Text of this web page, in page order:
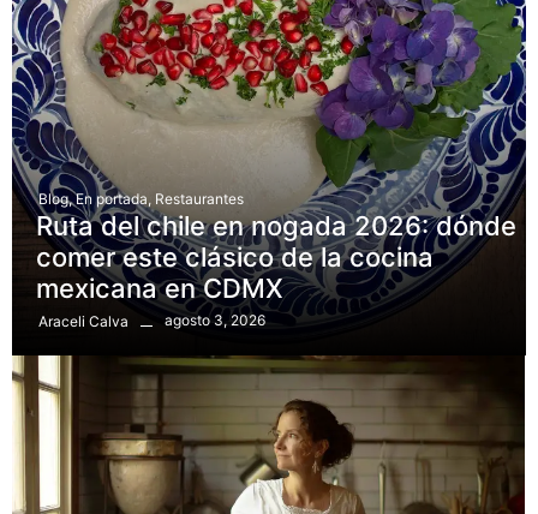
Blog, En portada Restaurantes
Ruta del chile en nogada 2026: dónde
comer este clásico de la cocina
mexicana en CDMX
Araceli Calva agosto 3, 2026